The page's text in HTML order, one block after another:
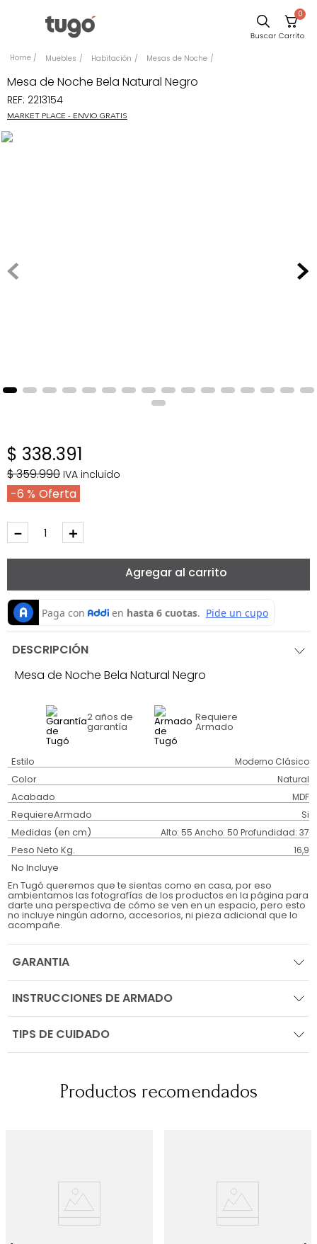
0
Muebles Habitación Mesas de Noche
Mesa de Noche Bela Natural Negro
REF: 2213154
MARKET PLACE - ENVIO GRATIS
$ 338.391
$359.990 IVA incluido
6 %
＋
－
Agregar al carrito
DESCRIPCIÓN
Mesa de Noche Bela Natural Negro
2 años de
garantía
Requiere
Armado
Estilo Moderno Clásico
Color Natural
Acabado MDF
RequiereArmado Si
Medidas (en cm) Alto: 55 Ancho: 50 Profundidad: 37
Peso Neto Kg. 16,9
No Incluye
En Tugó queremos que te sientas como en casa, por eso
ambientamos las fotografías de los productos en la página para
darte una perspectiva de cómo se ven en un espacio, pero esto
no incluye ningún adorno, accesorios, ni pieza adicional que lo
acompañe.
GARANTIA
INSTRUCCIONES DE ARMADO
TIPS DE CUIDADO
Productos recomendados
Comedor
Escritorio
Sillas